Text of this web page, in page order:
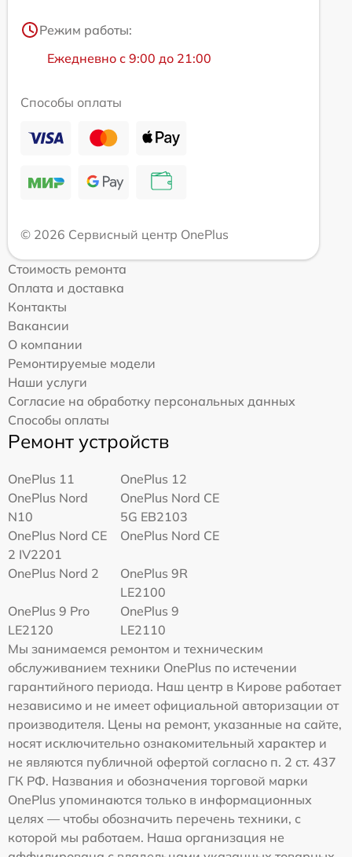
Режим работы:
Ежедневно с 9:00 до 21:00
Способы оплаты
© 2026 Сервисный центр OnePlus
Стоимость ремонта
Оплата и доставка
Контакты
Вакансии
О компании
Ремонтируемые модели
Наши услуги
Согласие на обработку персональных данных
Способы оплаты
Ремонт устройств
OnePlus 11
OnePlus 12
OnePlus Nord
N10
OnePlus Nord CE
5G EB2103
OnePlus Nord CE
2 IV2201
OnePlus Nord CE
OnePlus Nord 2
OnePlus 9R
LE2100
OnePlus 9 Pro
LE2120
OnePlus 9
LE2110
Мы занимаемся ремонтом и техническим
обслуживанием техники OnePlus по истечении
гарантийного периода. Наш центр в Кирове работает
независимо и не имеет официальной авторизации от
производителя. Цены на ремонт, указанные на сайте,
носят исключительно ознакомительный характер и
не являются публичной офертой согласно п. 2 ст. 437
ГК РФ. Названия и обозначения торговой марки
OnePlus упоминаются только в информационных
целях — чтобы обозначить перечень техники, с
которой мы работаем. Наша организация не